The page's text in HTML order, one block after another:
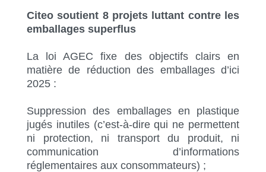
Citeo soutient 8 projets luttant contre les
emballages superflus
La loi AGEC fixe des objectifs clairs en
matière de réduction des emballages d’ici
2025 :
Suppression des emballages en plastique
jugés inutiles (c’est-à-dire qui ne permettent
ni protection, ni transport du produit, ni
communication d’informations
réglementaires aux consommateurs) ;